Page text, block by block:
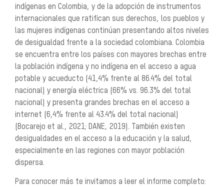
indígenas en Colombia, y de la adopción de instrumentos
internacionales que ratifican sus derechos, los pueblos y
las mujeres indígenas continúan presentando altos niveles
de desigualdad frente a la sociedad colombiana. Colombia
se encuentra entre los países con mayores brechas entre
la población indígena y no indígena en el acceso a agua
potable y acueducto (41,4% frente al 86.4% del total
nacional) y energía eléctrica (66% vs. 96.3% del total
nacional) y presenta grandes brechas en el acceso a
internet (6,4% frente al 43.4% del total nacional)
(Bocarejo et al., 2021; DANE, 2019). También existen
desigualdades en el acceso a la educación y la salud,
especialmente en las regiones con mayor población
dispersa.
Para conocer más te invitamos a leer el informe completo: